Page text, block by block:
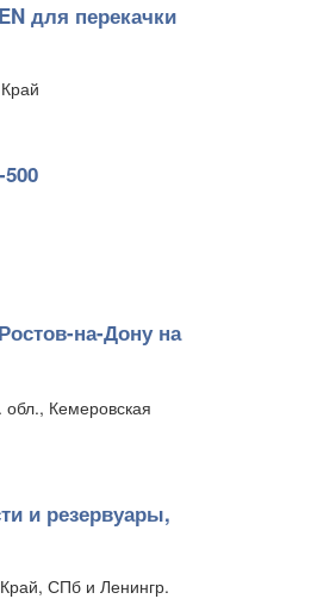
для перекачки
на-Дону на
Кемеровская
и резервуары,
СПб и Ленингр.